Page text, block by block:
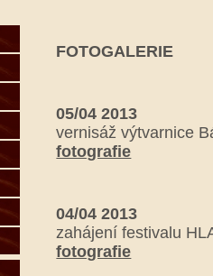
FOTOGALERIE
05/04 2013
vernisáž výtvarnice
fotografie
04/04 2013
zahájení festivalu
fotografie